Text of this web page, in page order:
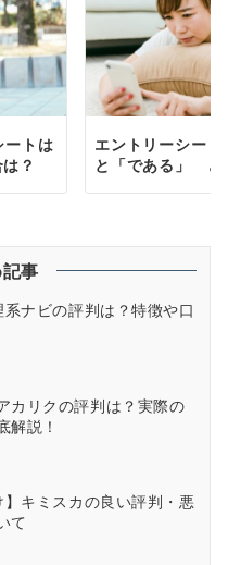
ートは
？
エントリーシー
と「である」 ど
事
ナビの評判は？特徴や口
カリクの評判は？実際の
解説！
】キミスカの良い評判・悪
て